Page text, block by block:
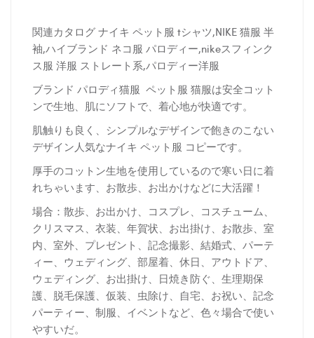
関連カタログ ナイキ ペット服 tシャツ,NIKE 猫服 半
袖,ハイブランド ネコ服 パロディー,nikeスフィンク
ス服 洋服 ストレート系,パロディー洋服
ブランド パロディ猫服 ペット服 猫服は安全コット
ンで生地、肌にソフトで、着心地が快適です。
肌触りも良く、シンプルなデザインで飽きのこない
デザイン人気なナイキ ペット服 コピーです。
厚手のコットン生地を使用しているので寒い日に着
れちゃいます、お散歩、お出かけなどに大活躍！
場合：散歩、お出かけ、コスプレ、コスチューム、
クリスマス、衣装、年賀状、お出掛け、お散歩、室
内、室外、プレゼント、記念撮影、結婚式、パーテ
ィー、ウェディング、部屋着、休日、アウトドア、
ウェディング、お出掛け、日焼き防ぐ、生理期保
護、脱毛保護、仮装、虫除け、自宅、お祝い、記念
パーティー、制服、イベントなど、色々場合で使い
やすいだ。